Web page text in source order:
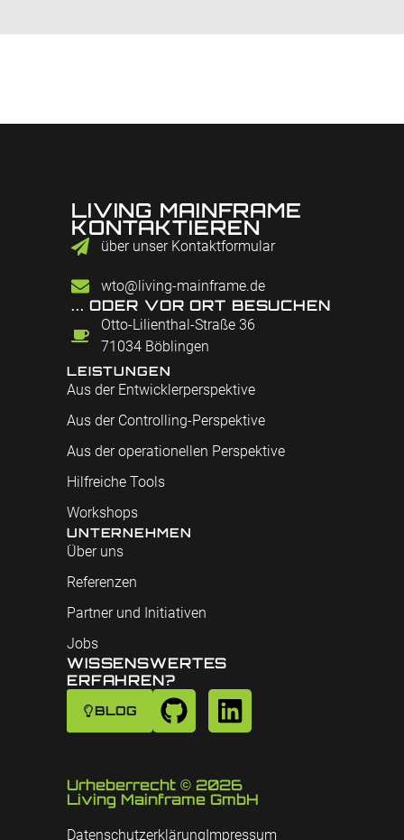
LIVING MAINFRAME
KONTAKTIEREN
über unser Kontaktformular
wto@living-mainframe.de
... ODER VOR ORT BESUCHEN
Otto-Lilienthal-Straße 36
71034 Böblingen
LEISTUNGEN
Aus der Entwicklerperspektive
Aus der Controlling-Perspektive
Aus der operationellen Perspektive
Hilfreiche Tools
Workshops
UNTERNEHMEN
Über uns
Referenzen
Partner und Initiativen
Jobs
WISSENSWERTES
ERFAHREN?
BLOG
Urheberrecht © 2026
Living Mainframe GmbH
DatenschutzerklärungImpressum